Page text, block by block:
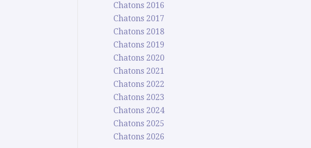
Chatons 2016
Chatons 2017
Chatons 2018
Chatons 2019
Chatons 2020
Chatons 2021
Chatons 2022
Chatons 2023
Chatons 2024
Chatons 2025
Chatons 2026